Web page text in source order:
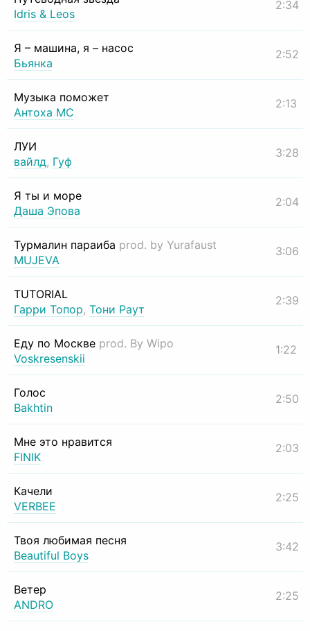
Idris & Leos
2:34
Я – машина, я – насос
Бьянка
2:52
Музыка поможет
Антоха МС
2:13
ЛУИ
вайлд, Гуф
3:28
Я ты и море
Даша Эпова
2:04
Турмалин параиба prod. by Yurafaust
MUJEVA
3:06
TUTORIAL
Гарри Топор, Тони Раут
2:39
Еду по Москве prod. By Wipo
Voskresenskii
1:22
Голос
Bakhtin
2:50
Мне это нравится
FINIK
2:03
Качели
VERBEE
2:25
Твоя любимая песня
Beautiful Boys
3:42
Ветер
ANDRO
2:25